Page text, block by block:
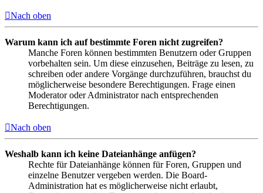
Nach oben
Warum kann ich auf bestimmte Foren nicht zugreifen?
Manche Foren können bestimmten Benutzern oder Gruppen
vorbehalten sein. Um diese einzusehen, Beiträge zu lesen, zu
schreiben oder andere Vorgänge durchzuführen, brauchst du
möglicherweise besondere Berechtigungen. Frage einen
Moderator oder Administrator nach entsprechenden
Berechtigungen.
Nach oben
Weshalb kann ich keine Dateianhänge anfügen?
Rechte für Dateianhänge können für Foren, Gruppen und
einzelne Benutzer vergeben werden. Die Board-
Administration hat es möglicherweise nicht erlaubt,